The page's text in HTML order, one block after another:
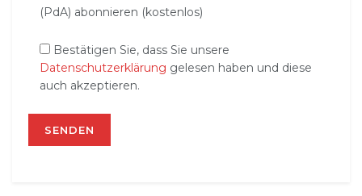
(PdA) abonnieren (kostenlos)
Bestätigen Sie, dass Sie unsere
Datenschutzerklärung gelesen haben und diese
auch akzeptieren.